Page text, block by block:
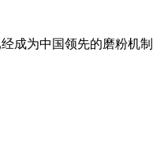
成为中国领先的磨粉